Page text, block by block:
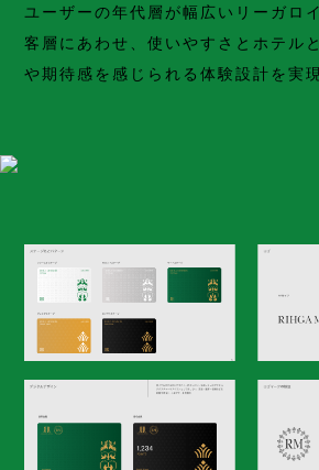
ユーザーの年代層が幅広いリーガロ
客層にあわせ、使いやすさとホテル
や期待感を感じられる体験設計を実